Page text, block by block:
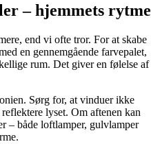
– hjemmets rytme
end vi ofte tror. For at skabe
en gennemgående farvepalet,
rum. Det giver en følelse af
Sørg for, at vinduer ikke
lyset. Om aftenen kan
– både loftlamper, gulvlamper